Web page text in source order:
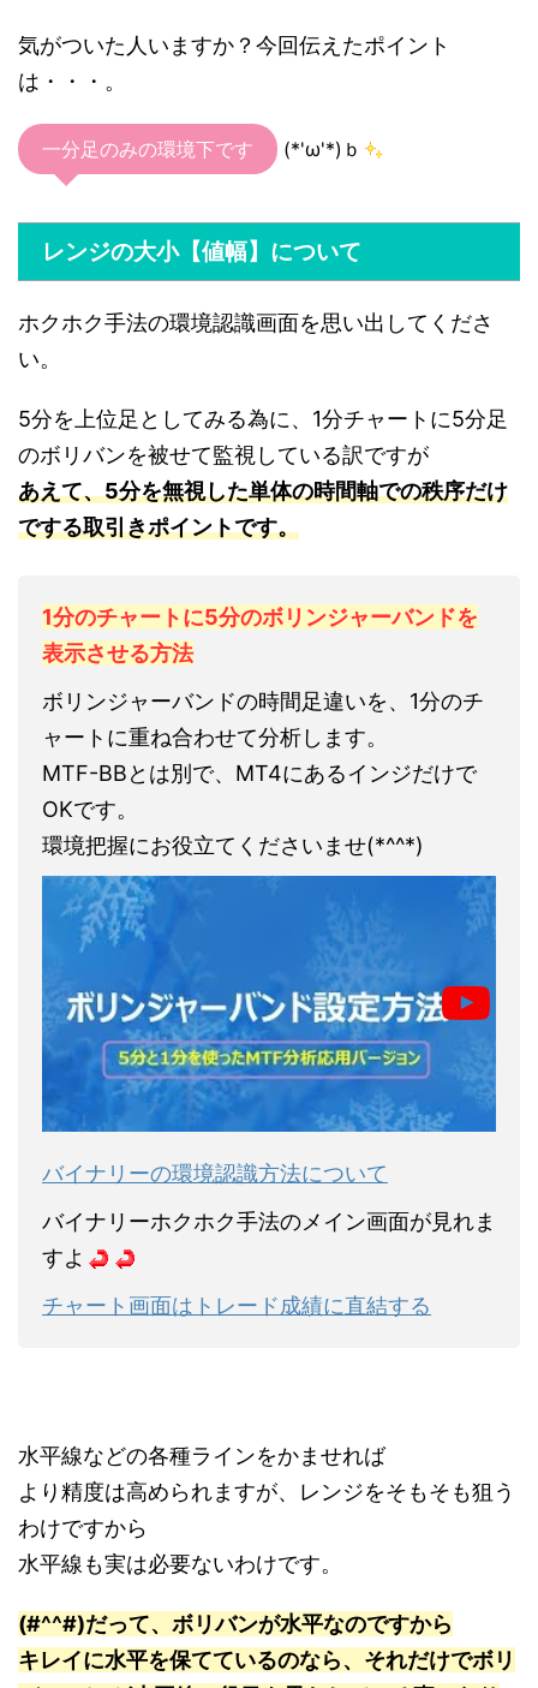
気がついた人いますか？今回伝えたポイント
は・・・。
一分足のみの環境下です (*'ω'*)ｂ
レンジの大小【値幅】について
ホクホク手法の環境認識画面を思い出してくださ
い。
5分を上位足としてみる為に、1分チャートに5分足
のボリバンを被せて監視している訳ですが
あえて、5分を無視した単体の時間軸での秩序だけ
でする取引きポイントです。
1分のチャートに5分のボリンジャーバンドを
表示させる方法
ボリンジャーバンドの時間足違いを、1分のチ
ャートに重ね合わせて分析します。
MTF-BBとは別で、MT4にあるインジだけで
OKです。
環境把握にお役立てくださいませ(*^^*)
バイナリーの環境認識方法について
バイナリーホクホク手法のメイン画面が見れま
すよ
チャート画面はトレード成績に直結する
水平線などの各種ラインをかませれば
より精度は高められますが、レンジをそもそも狙う
わけですから
水平線も実は必要ないわけです。
(#^^#)だって、ボリバンが水平なのですから
キレイに水平を保てているのなら、それだけでボリ